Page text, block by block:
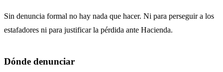
Sin denuncia formal no hay nada que hacer. Ni para perseguir a los
estafadores ni para justificar la pérdida ante Hacienda.
Dónde denunciar